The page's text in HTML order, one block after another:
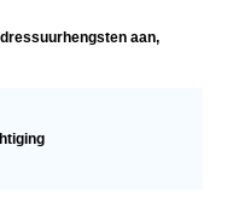
aan,